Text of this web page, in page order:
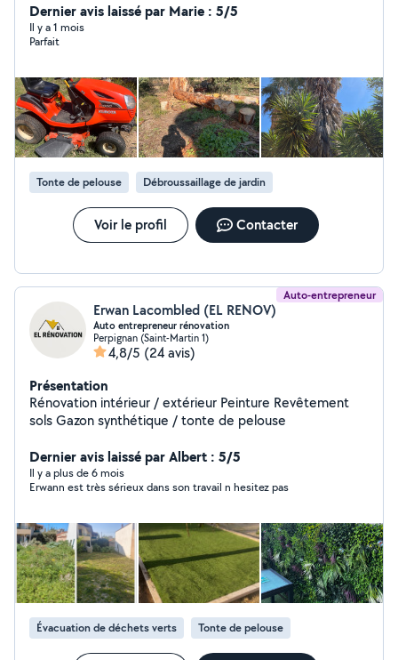
nettoyage extérieur, etc.
Dernier avis laissé par Marie : 5/5
Il y a 1 mois
Parfait
Tonte de pelouse Débroussaillage de jardin
Voir le profil Contacter
Auto-entrepreneur
Erwan Lacombled (EL RENOV)
Auto entrepreneur rénovation
Perpignan (Saint-Martin 1)
4,8/5 (24 avis)
Présentation
Rénovation intérieur / extérieur Peinture Revêtement
sols Gazon synthétique / tonte de pelouse
Dernier avis laissé par Albert : 5/5
Il y a plus de 6 mois
Erwann est très sérieux dans son travail n hesitez pas
Évacuation de déchets verts Tonte de pelouse